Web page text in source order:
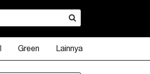
Green Lainnya